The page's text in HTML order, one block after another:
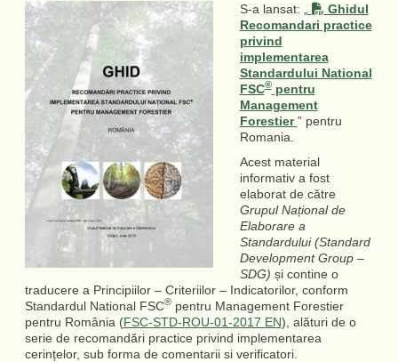
S-a lansat: „
Ghidul
Recomandari practice
privind
implementarea
Standardului National
FSC®pentru
Management
Forestier ” pentru
Romania.
Acest material
informativ a fost
elaborat de către
Grupul Național de
Elaborare a
Standardului (Standard
Development Group –
SDG) și contine o
traducere a Principiilor – Criteriilor – Indicatorilor, conform
Standardul National FSC®pentru Management Forestier
pentru România (FSC-STD-ROU-01-2017 EN), alături de o
serie de recomandări practice privind implementarea
cerințelor, sub forma de comentarii si verificatori.